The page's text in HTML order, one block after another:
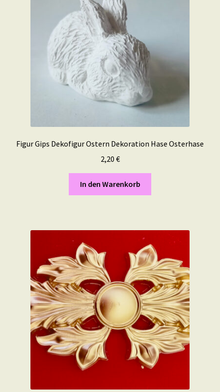
Figur Gips Dekofigur Ostern Dekoration Hase Osterhase
2,20 €
In den Warenkorb